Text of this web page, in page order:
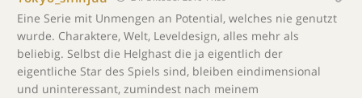
Eine Serie mit Unmengen an Potential, welches nie genutzt
wurde. Charaktere, Welt, Leveldesign, alles mehr als
beliebig. Selbst die Helghast die ja eigentlich der
eigentliche Star des Spiels sind, bleiben eindimensional
und uninteressant, zumindest nach meinem